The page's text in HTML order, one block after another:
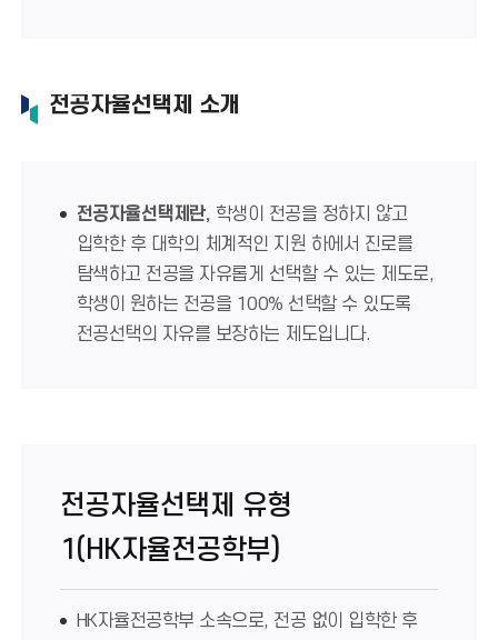
전공자율선택제 소개
전공자율선택제란, 학생이 전공을 정하지 않고
입학한 후 대학의 체계적인 지원 하에서 진로를
탐색하고 전공을 자유롭게 선택할 수 있는 제도로,
학생이 원하는 전공을 100% 선택할 수 있도록
전공선택의 자유를 보장하는 제도입니다.
전공자율선택제 유형
1(HK자율전공학부)
HK자율전공학부 소속으로, 전공 없이 입학한 후